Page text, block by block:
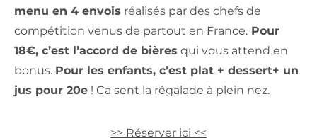
menu en 4 envois réalisés par des chefs de
compétition venus de partout en France. Pour
18€, c’est l’accord de bières qui vous attend en
bonus. Pour les enfants, c’est plat + dessert+ un
jus pour 20e ! Ca sent la régalade à plein nez.
>> Réserver ici <<